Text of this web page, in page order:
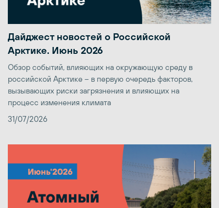
Дайджест новостей о Российской
Арктике. Июнь 2026
Обзор событий, влияющих на окружающую среду в
российской Арктике – в первую очередь факторов,
вызывающих риски загрязнения и влияющих на
процесс изменения климата
31/07/2026